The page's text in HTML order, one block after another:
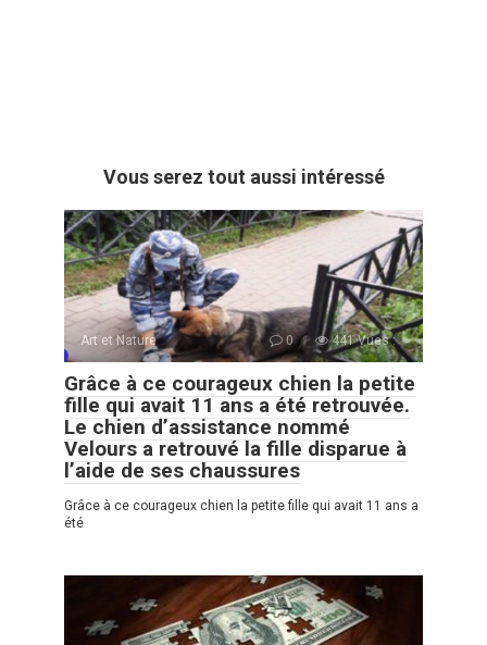
Vous serez tout aussi intéressé
Art et Nature 0 441 Vues :
Grâce à ce courageux chien la petite
fille qui avait 11 ans a été retrouvée.
Le chien d’assistance nommé
Velours a retrouvé la fille disparue à
l’aide de ses chaussures
Grâce à ce courageux chien la petite fille qui avait 11 ans a
été